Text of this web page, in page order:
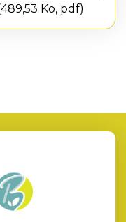
489,53 Ko, pdf